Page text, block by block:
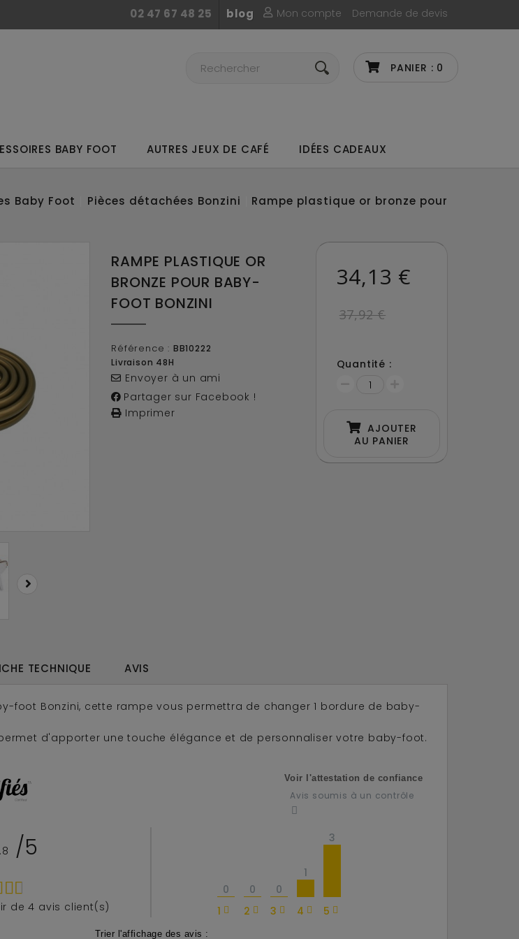
Mon compte Demande de devis
blog
02 47 67 48 25
PANIER : 0
BABY FOOT AUTRES JEUX DE CAFÉ IDÉES CADEAUX
Baby Foot Pièces détachées Bonzini Rampe plastique or bronze pour
RAMPE PLASTIQUE OR
BRONZE POUR BABY-
FOOT BONZINI
Référence : BB10222
Livraison 48H
Envoyer à un ami
Partager sur Facebook !
Imprimer
34,13 €
37,92 €
Quantité :
AJOUTER
AU PANIER
TECHNIQUE AVIS
foot Bonzini, cette rampe vous permettra de changer 1 bordure de baby-
d'apporter une touche élégance et de personnaliser votre baby-foot.
Voir l'attestation de confiance
Avis soumis à un contrôle
/5
de4 avis client(s) 1
0
2
0
3
0
4
1
5
3
Trier l'affichage des avis :